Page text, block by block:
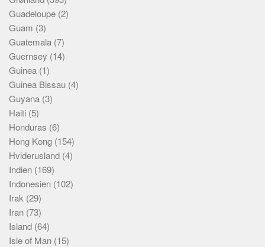
Guadeloupe (2)
Guam (3)
Guatemala (7)
Guernsey (14)
Guinea (1)
Guinea Bissau (4)
Guyana (3)
Haiti (5)
Honduras (6)
Hong Kong (154)
Hviderusland (4)
Indien (169)
Indonesien (102)
Irak (29)
Iran (73)
Island (64)
Isle of Man (15)